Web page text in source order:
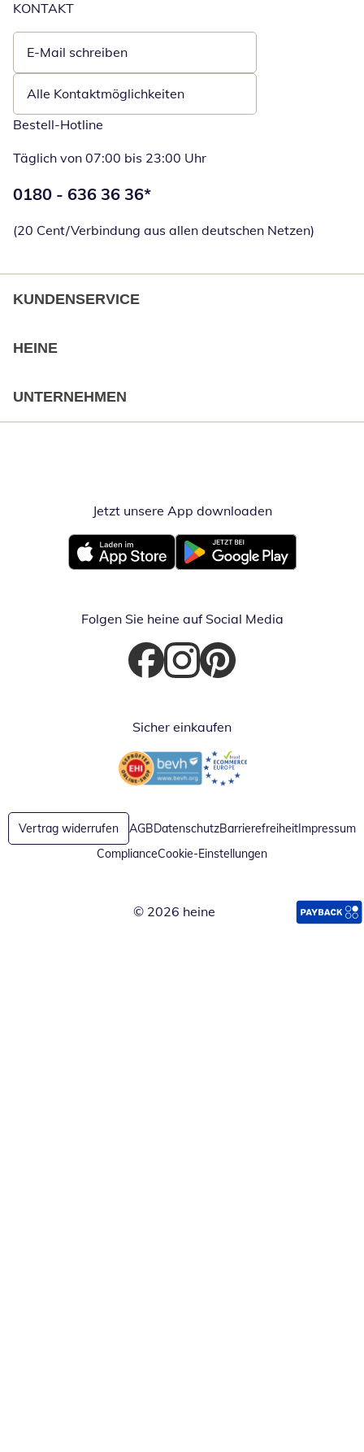
KONTAKT
E-Mail schreiben
Öffnet E-Mail-Client
Alle Kontaktmöglichkeiten
Bestell-Hotline
Täglich von 07:00 bis 23:00 Uhr
Telefonnummer:
0180 - 636 36 36*
(20 Cent/Verbindung aus allen deutschen Netzen)
KUNDENSERVICE
HEINE
UNTERNEHMEN
Jetzt unsere App downloadenÖffnet in
Öffnet in neuem FensterÖffnet in neuem Fenster
Folgen Sie heine auf Social Media
Öffnet in neuem Fenster
Öffnet in neuem Fenster
Öffnet in neuem Fenster
Sicher einkaufen
Öffnet in neuem FensterÖffnet in neuem Fenster
Vertrag widerrufen AGBDatenschutzBarrierefreiheitImpressum
ComplianceCookie-Einstellungen
© 2026 heine